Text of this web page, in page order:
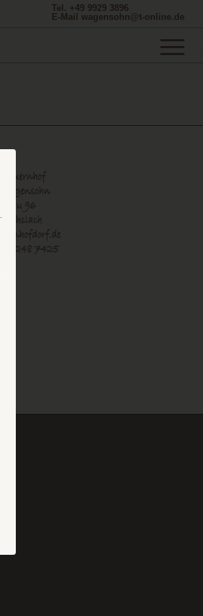
Tel. +49 9929 3896
E-Mail wagensohn@t-online.de